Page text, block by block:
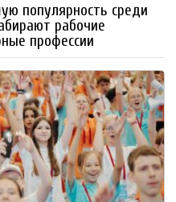
популярность среди
рабочие
профессии